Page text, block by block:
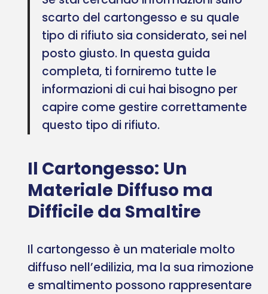
scarto del cartongesso e su quale
tipo di rifiuto sia considerato, sei nel
posto giusto. In questa guida
completa, ti forniremo tutte le
informazioni di cui hai bisogno per
capire come gestire correttamente
questo tipo di rifiuto.
Il Cartongesso: Un
Materiale Diffuso ma
Difficile da Smaltire
Il cartongesso è un materiale molto
diffuso nell’edilizia, ma la sua rimozione
e smaltimento possono rappresentare